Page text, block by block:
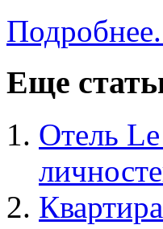
Еще
Отель